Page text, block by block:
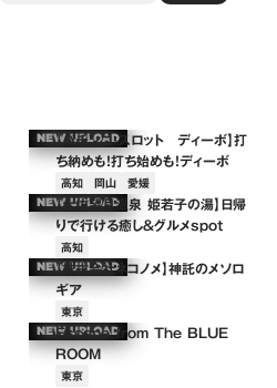
NEW UPLOAD
【パチンコ・スロット ディーボ】打
ち納めも！打ち始めも！ディーボ
高知 岡山 愛媛
NEW UPLOAD
【土佐望月温泉 姫若子の湯】日帰
りで行ける癒し＆グルメspot
高知
NEW UPLOAD
【株式会社ネコノメ】神託のメソロ
ギア
東京
NEW UPLOAD
Escape from The BLUE
ROOM
東京